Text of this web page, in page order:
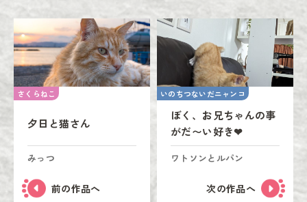
さくらねこ
夕日と猫さん
みっつ
前の作品へ
いのちつないだニャンコ
ぼく、お兄ちゃんの事
がだ〜い好き❤
ワトソンとルパン
次の作品へ